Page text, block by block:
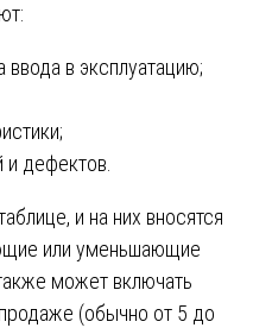
ввода в эксплуатацию;
и дефектов.
и на них вносятся
или уменьшающие
может включать
(обычно от 5 до